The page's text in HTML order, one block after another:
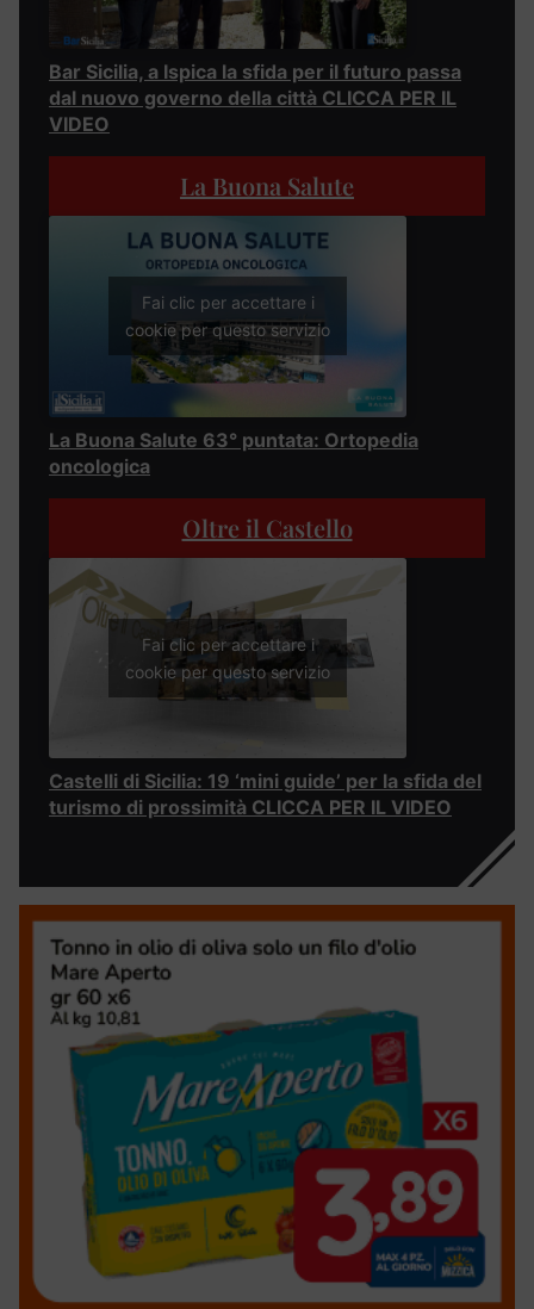
Bar Sicilia, a Ispica la sfida per il futuro passa
dal nuovo governo della città CLICCA PER IL
VIDEO
La Buona Salute
Fai clic per accettare i
cookie per questo servizio
La Buona Salute 63° puntata: Ortopedia
oncologica
Oltre il Castello
Fai clic per accettare i
cookie per questo servizio
Castelli di Sicilia: 19 ‘mini guide’ per la sfida del
turismo di prossimità CLICCA PER IL VIDEO